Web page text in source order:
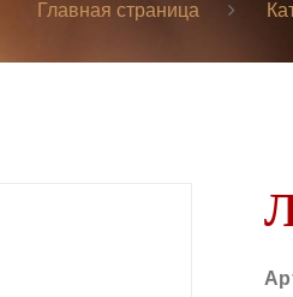
Главная страница